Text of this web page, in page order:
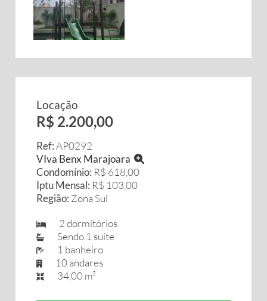
Locação
R$ 2.200,00
Ref:AP0292
VIva Benx Marajoara
Condomínio: R$ 618,00
Iptu Mensal: R$ 103,00
Região: Zona Sul
2 dormitórios
Sendo 1 suíte
1 banheiro
10 andares
34,00 m²